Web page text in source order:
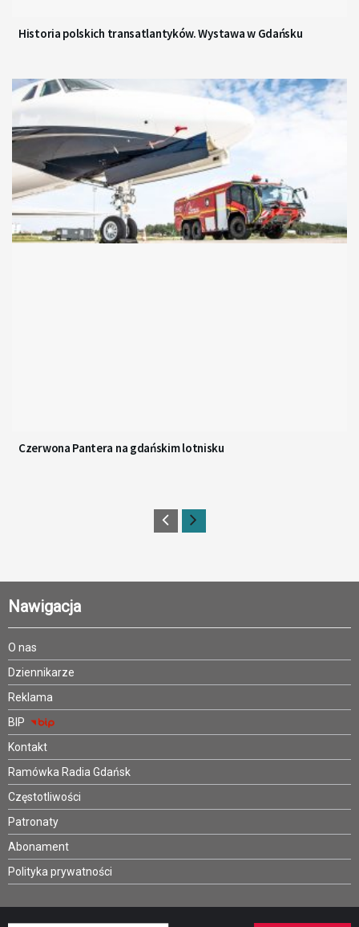
Historia polskich transatlantyków. Wystawa w Gdańsku
Czerwona Pantera na gdańskim lotnisku
Nawigacja
O nas
Dziennikarze
Reklama
BIP
Kontakt
Ramówka Radia Gdańsk
Częstotliwości
Patronaty
Abonament
Polityka prywatności